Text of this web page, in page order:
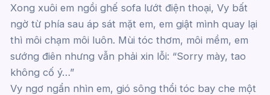
Xong xuôi em ngồi ghế sofa lướt điện thoại, Vy bất
ngờ từ phía sau áp sát mặt em, em giật mình quay lại
thì môi chạm môi luôn. Mùi tóc thơm, môi mềm, em
sướng điên nhưng vẫn phải xin lỗi: “Sorry mày, tao
không cố ý…”
Vy ngơ ngẩn nhìn em, gió sông thổi tóc bay che một